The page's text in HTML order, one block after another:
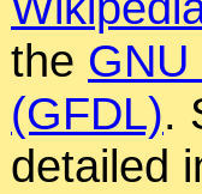
the
(GFDL).
detailed